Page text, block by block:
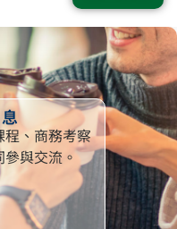
、商務考察
參與交流。